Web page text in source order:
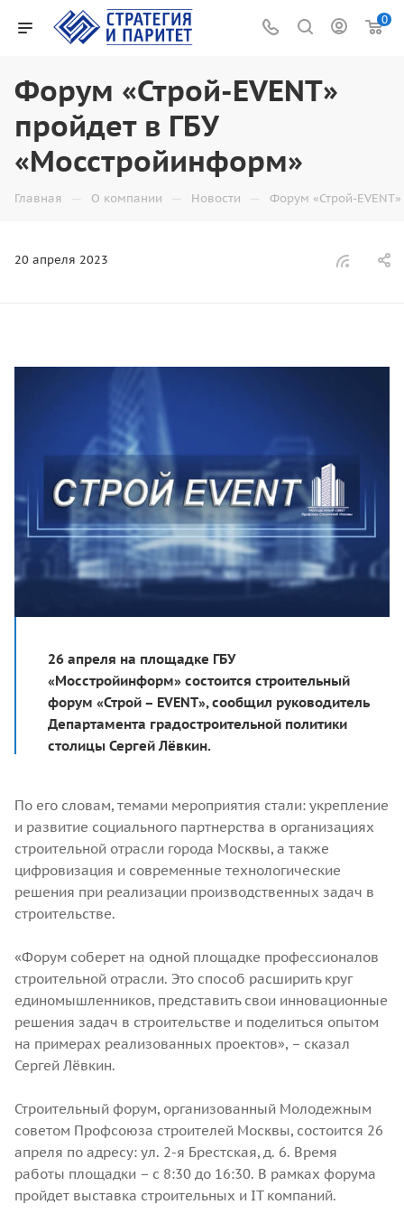
0
Форум «Строй-EVENT»
пройдет в ГБУ
«Мосстройинформ»
Главная — О компании — Новости — Форум «Строй-
20 апреля 2023
26 апреля на площадке ГБУ
«Мосстройинформ» состоится строительный
форум «Строй – EVENT», сообщил руководитель
Департамента градостроительной политики
столицы Сергей Лёвкин.
По его словам, темами мероприятия стали: укрепление
и развитие социального партнерства в организациях
строительной отрасли города Москвы, а также
цифровизация и современные технологические
решения при реализации производственных задач в
строительстве.
«Форум соберет на одной площадке профессионалов
строительной отрасли. Это способ расширить круг
единомышленников, представить свои инновационные
решения задач в строительстве и поделиться опытом
на примерах реализованных проектов», – сказал
Сергей Лёвкин.
Строительный форум, организованный Молодежным
советом Профсоюза строителей Москвы, состоится 26
апреля по адресу: ул. 2-я Брестская, д. 6. Время
работы площадки – с 8:30 до 16:30. В рамках форума
пройдет выставка строительных и IT компаний.